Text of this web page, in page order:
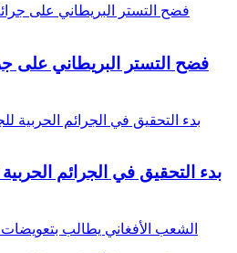
فضح التستر البريطاني على
بدء التحقيق في الجرائم الحربیة